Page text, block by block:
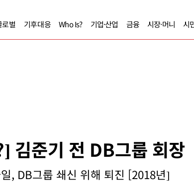
로벌 기후대응 Who Is? 기업·산업 금융 시장·머니 시
김준기 전 DB그룹 회장
, DB그룹 쇄신 위해 퇴진 [2018년]